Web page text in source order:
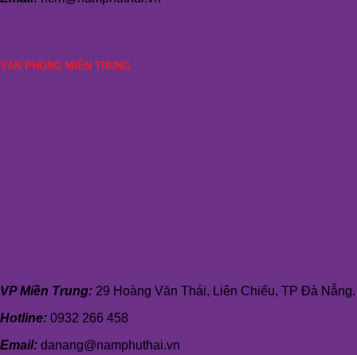
VĂN PHÒNG MIỀN TRUNG
VP Miền Trung: 29 Hoàng Văn Thái, Liên Chiểu, TP Đà Nẵng.
Hotline: 0932 266 458
Email: danang@namphuthai.vn